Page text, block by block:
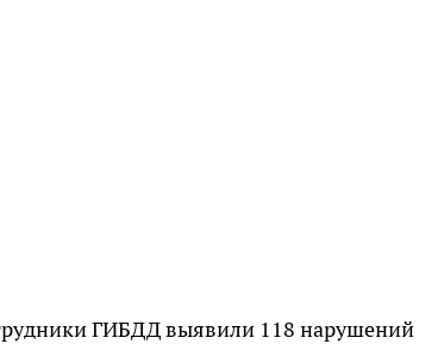
ГИБДД выявили 118 нарушений